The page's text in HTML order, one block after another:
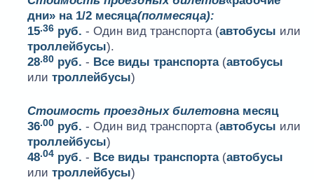
дни» на 1/2 месяца(полмесяца):
15.36 руб. - Один вид транспорта (автобусы или
троллейбусы).
28.80 руб. - Все виды транспорта(автобусы
илитроллейбусы)
Стоимость проездных билетовна месяц
36.00 руб. - Один вид транспорта (автобусы или
троллейбусы)
48.04 руб. - Все виды транспорта(автобусы
илитроллейбусы)